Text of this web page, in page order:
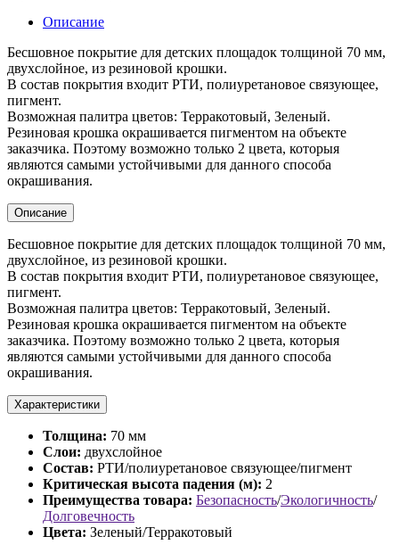
Описание
Бесшовное покрытие для детских площадок толщиной 70 мм,
двухслойное, из резиновой крошки.
В состав покрытия входит РТИ, полиуретановое связующее,
пигмент.
Возможная палитра цветов: Терракотовый, Зеленый.
Резиновая крошка окрашивается пигментом на объекте
заказчика. Поэтому возможно только 2 цвета, которыя
являются самыми устойчивыми для данного способа
окрашивания.
Описание
Бесшовное покрытие для детских площадок толщиной 70 мм,
двухслойное, из резиновой крошки.
В состав покрытия входит РТИ, полиуретановое связующее,
пигмент.
Возможная палитра цветов: Терракотовый, Зеленый.
Резиновая крошка окрашивается пигментом на объекте
заказчика. Поэтому возможно только 2 цвета, которыя
являются самыми устойчивыми для данного способа
окрашивания.
Характеристики
Толщина: 70 мм
Слои: двухслойное
Состав: РТИ/полиуретановое связующее/пигмент
Критическая высота падения (м): 2
Преимущества товара: Безопасность/Экологичность/
Долговечность
Цвета: Зеленый/Терракотовый